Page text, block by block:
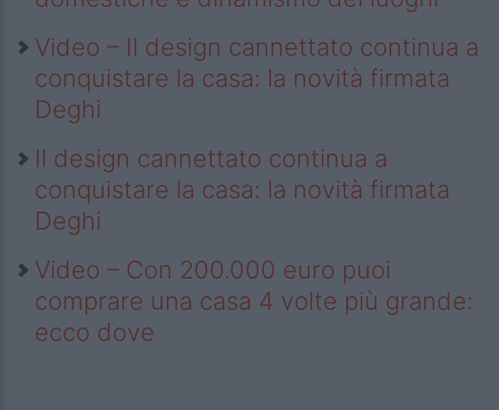
Video – Il design cannettato continua a
conquistare la casa: la novità firmata
Deghi
Il design cannettato continua a
conquistare la casa: la novità firmata
Deghi
Video – Con 200.000 euro puoi
comprare una casa 4 volte più grande:
ecco dove